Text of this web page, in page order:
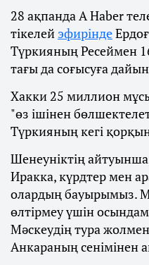
28 ақпанда A Haber
тікелей эфирінде
Түркияның Ресеймен
тағы да соғысуға
Хакки 25 миллион
"өз ішінен
Түркияның кегі
Шенеуніктің
Иракка, күрдтер мен
олардың бауырымыз.
өлтірмеу үшін
Мәскеудің тура
Анкараның сенімінен